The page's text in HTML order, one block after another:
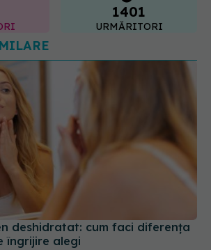
deshidratat: cum faci diferența
îngrijire alegi